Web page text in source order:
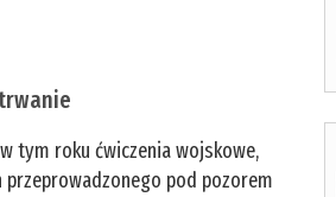
tym roku ćwiczenia wojskowe,
pod pozorem